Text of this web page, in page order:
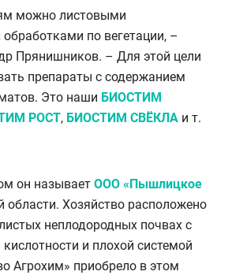
можно листовыми
по вегетации, –
Прянишников. – Для этой цели
препараты с содержанием
Это наши БИОСТИМ
РОСТ, БИОСТИМ СВЁКЛА и т.
он называет ООО «Пышлицкое
области. Хозяйство расположено
неплодородных почвах с
и плохой системой
Агрохим» приобрело в этом